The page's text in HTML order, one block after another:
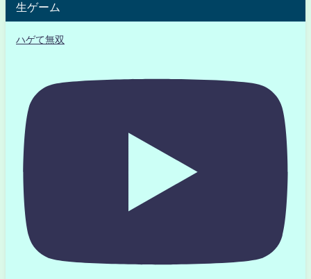
生ゲーム
ハゲて無双